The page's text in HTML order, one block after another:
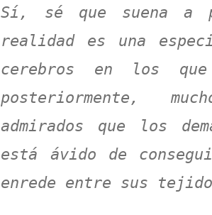
Sí, sé que suena a
realidad es una
cerebros en los
posteriormente,
admirados que los
está ávido de
enrede entre sus